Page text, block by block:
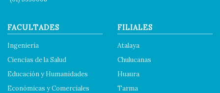
FACULTADES
Ingeniería
Ciencias de la Salud
Educación y Humanidades
Económicas y Comerciales
FILIALES
Atalaya
Chulucanas
Huaura
Tarma